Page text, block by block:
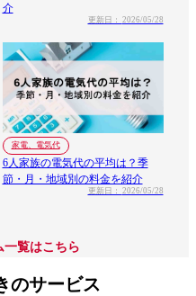
介
更新日： 2026/05/28
家電、電気代
6人家族の電気代の平均は？季
節・月・地域別の料金を紹介
更新日： 2026/05/28
一覧はこちら
のサービス